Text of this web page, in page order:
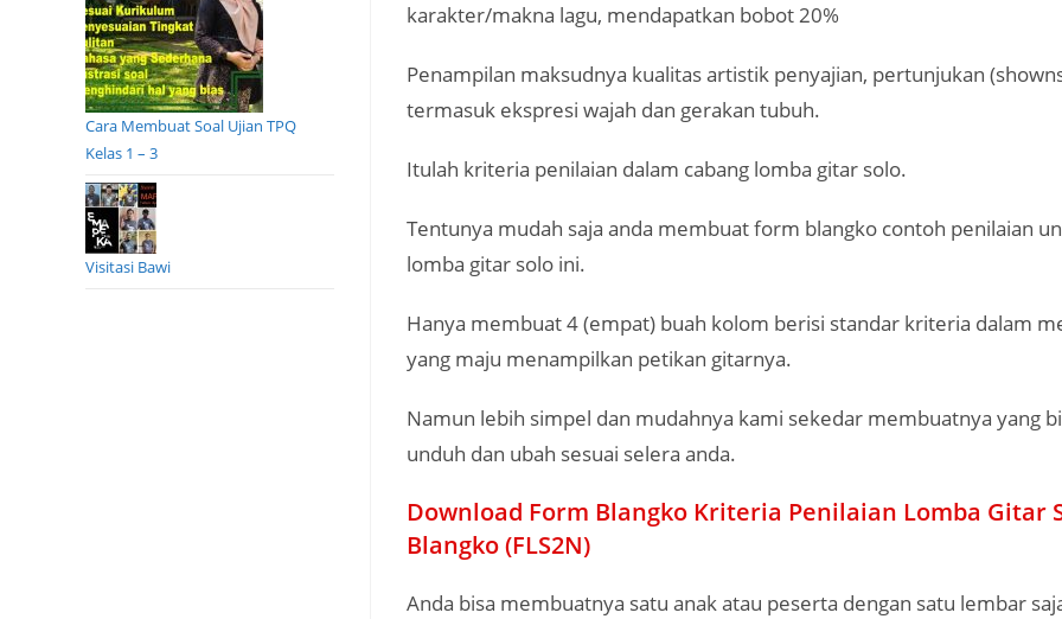
karakter/makna lagu, mendapatkan bobot 20%
Penampilan maksudnya kualitas artistik penyajian, pertunjukan
termasuk ekspresi wajah dan gerakan tubuh.
Itulah kriteria penilaian dalam cabang lomba gitar solo.
Tentunya mudah saja anda membuat form blangko contoh penilaian
lomba gitar solo ini.
Hanya membuat 4 (empat) buah kolom berisi standar kriteria dalam
yang maju menampilkan petikan gitarnya.
Namun lebih simpel dan mudahnya kami sekedar membuatnya yang
unduh dan ubah sesuai selera anda.
Download Form Blangko Kriteria Penilaian Lomba Gitar
Blangko (FLS2N)
Anda bisa membuatnya satu anak atau peserta dengan satu lembar
Cara Membuat Soal Ujian TPQ
Kelas 1 – 3
Visitasi Bawi